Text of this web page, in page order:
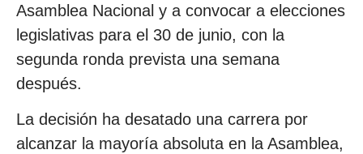
Asamblea Nacional y a convocar a elecciones
legislativas para el 30 de junio, con la
segunda ronda prevista una semana
después.
La decisión ha desatado una carrera por
alcanzar la mayoría absoluta en la Asamblea,